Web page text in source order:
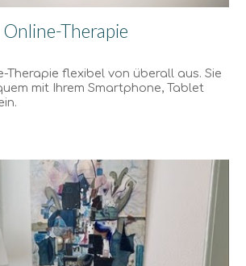
Online-Therapie
Therapie flexibel von überall aus. Sie
mit Ihrem Smartphone, Tablet